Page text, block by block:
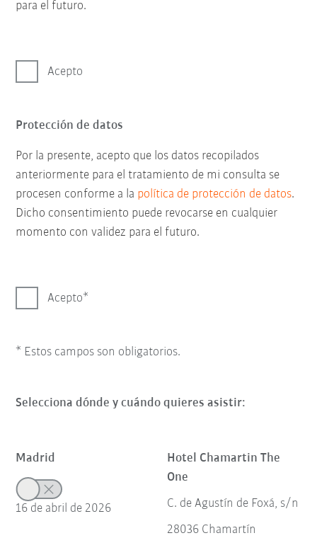
para el futuro.
Acepto
Protección de datos
Por la presente, acepto que los datos recopilados
anteriormente para el tratamiento de mi consulta se
procesen conforme a la política de protección de datos.
Dicho consentimiento puede revocarse en cualquier
momento con validez para el futuro.
Acepto
* Estos campos son obligatorios.
Selecciona dónde y cuándo quieres asistir:
Madrid
16 de abril de 2026
Hotel Chamartin The
One
C. de Agustín de Foxá, s/n
28036 Chamartín